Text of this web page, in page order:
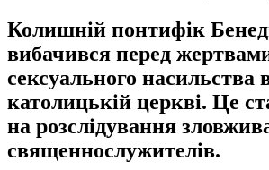
Колишній понтифік
вибачився перед
сексуального насильства
католицькій церкві. Це
на розслідування
священнослужителів.